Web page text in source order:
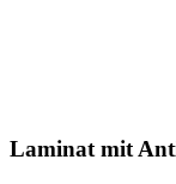
Laminat mit